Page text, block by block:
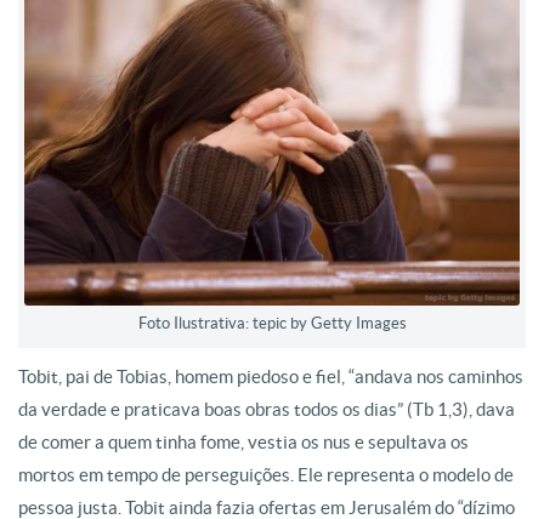
Foto Ilustrativa: tepic by Getty Images
Tobit, pai de Tobias, homem piedoso e fiel, “andava nos caminhos
da verdade e praticava boas obras todos os dias” (Tb 1,3), dava
de comer a quem tinha fome, vestia os nus e sepultava os
mortos em tempo de perseguições. Ele representa o modelo de
pessoa justa. Tobit ainda fazia ofertas em Jerusalém do “dízimo